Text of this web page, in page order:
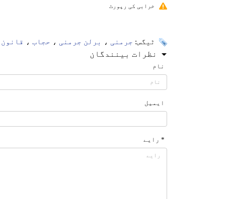
خرابی کی رپورٹ
ٹیگس: جرمنی ، برلن جرمنی ، حجاب ، قانون
نظرات بینندگان
نام
ایمیل
* رایے